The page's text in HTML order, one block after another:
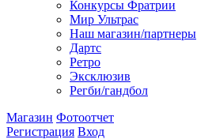
Конкурсы Фратрии
Мир Ультрас
Наш магазин/партнеры
Дартс
Ретро
Эксклюзив
Регби/гандбол
Магазин Фотоотчет
Регистрация Вход